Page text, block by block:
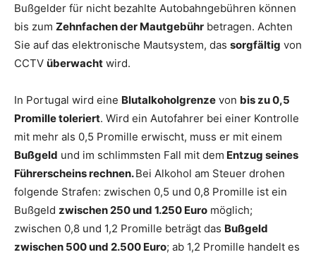
Bußgelder für nicht bezahlte Autobahngebühren können
bis zum Zehnfachen der Mautgebühr betragen. Achten
Sie auf das elektronische Mautsystem, das sorgfältig von
CCTV überwacht wird.
In Portugal wird eine Blutalkoholgrenze von bis zu 0,5
Promille toleriert. Wird ein Autofahrer bei einer Kontrolle
mit mehr als 0,5 Promille erwischt, muss er mit einem
Bußgeld und im schlimmsten Fall mit dem Entzug seines
Führerscheins rechnen.Bei Alkohol am Steuer drohen
folgende Strafen: zwischen 0,5 und 0,8 Promille ist ein
Bußgeld zwischen 250 und 1.250 Euro möglich;
zwischen 0,8 und 1,2 Promille beträgt das Bußgeld
zwischen 500 und 2.500 Euro; ab 1,2 Promille handelt es